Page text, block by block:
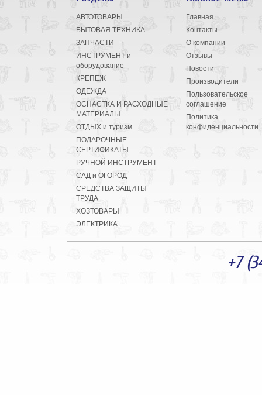
АВТОТОВАРЫ
БЫТОВАЯ ТЕХНИКА
ЗАПЧАСТИ
ИНСТРУМЕНТ и
оборудование
КРЕПЕЖ
ОДЕЖДА
ОСНАСТКА И РАСХОДНЫЕ
МАТЕРИАЛЫ
ОТДЫХ и туризм
ПОДАРОЧНЫЕ
СЕРТИФИКАТЫ
РУЧНОЙ ИНСТРУМЕНТ
САД и ОГОРОД
СРЕДСТВА ЗАЩИТЫ
ТРУДА
ХОЗТОВАРЫ
ЭЛЕКТРИКА
Главная
Контакты
О компании
Отзывы
Новости
Производители
Пользовательское
соглашение
Политика
конфиденциальности
+7